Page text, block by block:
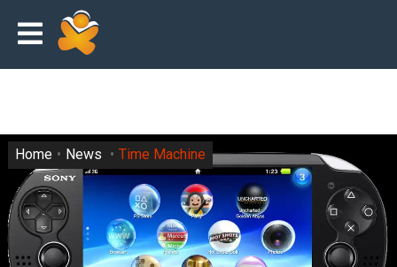
Home News Time Machine